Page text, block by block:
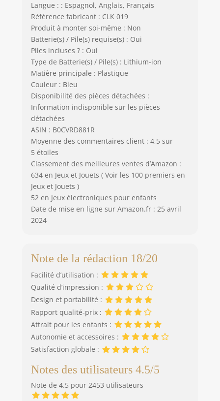
Langue : : Espagnol, Anglais, Français
Référence fabricant : CLK 019
Produit à monter soi-même : Non
Batterie(s) / Pile(s) requise(s) : Oui
Piles incluses ? : Oui
Type de Batterie(s) / Pile(s) : Lithium-ion
Matière principale : Plastique
Couleur : Bleu
Disponibilité des pièces détachées :
Information indisponible sur les pièces
détachées
ASIN : B0CVRD881R
Moyenne des commentaires client : 4,5 sur
5 étoiles
Classement des meilleures ventes d’Amazon :
634 en Jeux et Jouets ( Voir les 100 premiers en
Jeux et Jouets )
52 en Jeux électroniques pour enfants
Date de mise en ligne sur Amazon.fr : 25 avril
2024
Note de la rédaction 18/20
Facilité d’utilisation :
Qualité d’impression :
Design et portabilité :
Rapport qualité-prix :
Attrait pour les enfants :
Autonomie et accessoires :
Satisfaction globale :
Notes des utilisateurs 4.5/5
Note de 4.5 pour 2453 utilisateurs